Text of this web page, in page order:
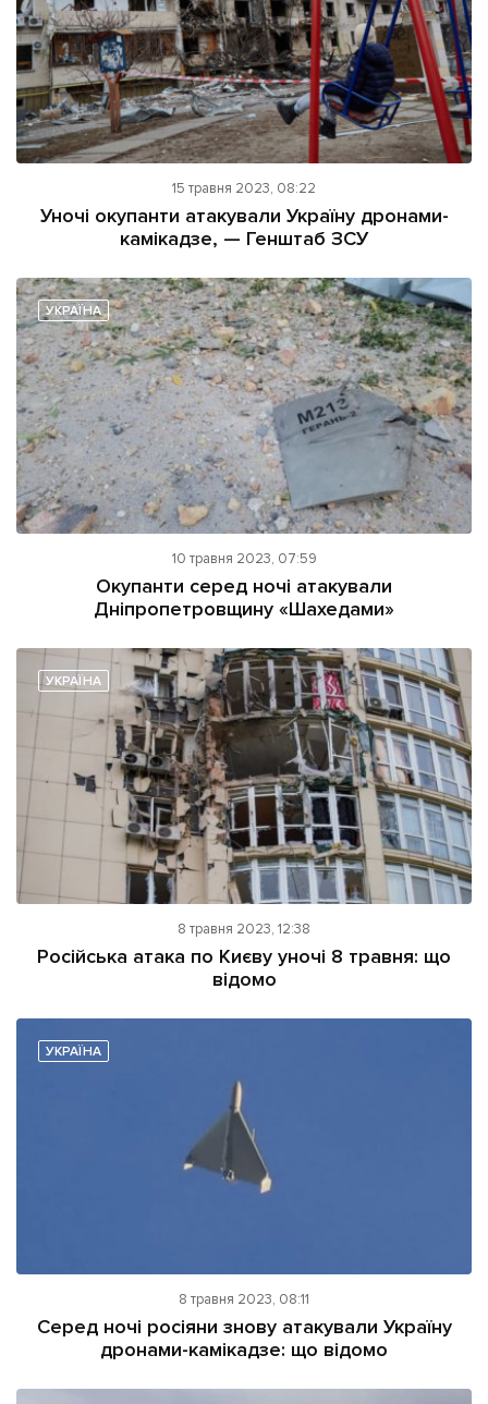
15 травня 2023, 08:22
Уночі окупанти атакували Україну дронами-
камікадзе, — Генштаб ЗСУ
УКРАЇНА
10 травня 2023, 07:59
Окупанти серед ночі атакували
Дніпропетровщину «Шахедами»
УКРАЇНА
8 травня 2023, 12:38
Російська атака по Києву уночі 8 травня: що
відомо
УКРАЇНА
8 травня 2023, 08:11
Серед ночі росіяни знову атакували Україну
дронами-камікадзе: що відомо